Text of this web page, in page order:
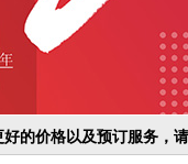
的价格以及预订服务，